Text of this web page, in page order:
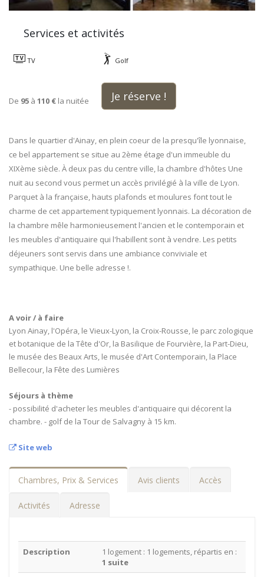
Services et activités
TV Golf
De 95 à 110 € la nuitée Je réserve !
Dans le quartier d'Ainay, en plein coeur de la presqu'île lyonnaise,
ce bel appartement se situe au 2ème étage d'un immeuble du
XIXème siècle. À deux pas du centre ville, la chambre d'hôtes Une
nuit au second vous permet un accès privilégié à la ville de Lyon.
Parquet à la française, hauts plafonds et moulures font tout le
charme de cet appartement typiquement lyonnais. La décoration de
la chambre mêle harmonieusement l'ancien et le contemporain et
les meubles d'antiquaire qui l'habillent sont à vendre. Les petits
déjeuners sont servis dans une ambiance conviviale et
sympathique. Une belle adresse !.
A voir / à faire
Lyon Ainay, l'Opéra, le Vieux-Lyon, la Croix-Rousse, le parc zologique
et botanique de la Tête d'Or, la Basilique de Fourvière, la Part-Dieu,
le musée des Beaux Arts, le musée d'Art Contemporain, la Place
Bellecour, la Fête des Lumières
Séjours à thème
- possibilité d'acheter les meubles d'antiquaire qui décorent la
chambre. - golf de la Tour de Salvagny à 15 km.
Site web
Chambres, Prix & Services Avis clients Accès
Activités Adresse
Description
1 logement : 1 logements, répartis en :
1 suite